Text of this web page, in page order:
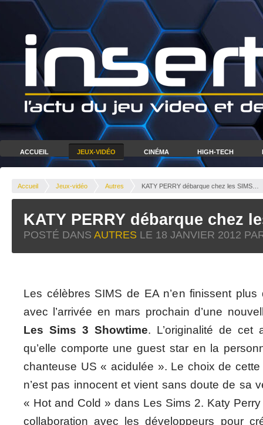
ACCUEIL JEUX-VIDÉO CINÉMA HIGH-TECH
Accueil Jeux-vidéo Autres KATY PERRY débarque chez les SIMS…
KATY PERRY débarque chez
POSTÉ DANS AUTRES LE 18 JANVIER 2012
Les célèbres SIMS de EA n’en finissent
avec l’arrivée en mars prochain d’une
Les Sims 3 Showtime. L’originalité de cet
qu’elle comporte une guest star en la
chanteuse US « acidulée ». Le choix de
n’est pas innocent et vient sans doute de sa
« Hot and Cold » dans Les Sims 2. Katy
collaboration avec les développeurs pour